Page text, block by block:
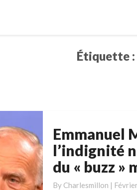
Étiquette :
Emmanuel
Macron
ou
l’indignité
nationale
Emmanuel
l’indignité
du « buzz »
By Charlesmillon |